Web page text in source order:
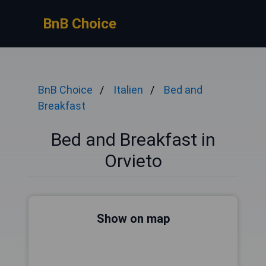
BnB Choice
BnB Choice Italien
Bed and
Breakfast
Bed and Breakfast in
Orvieto
Show on map